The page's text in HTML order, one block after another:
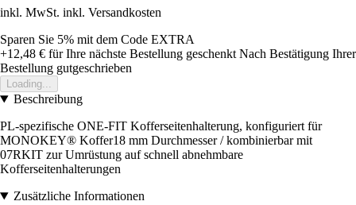
inkl. MwSt. inkl. Versandkosten
Sparen Sie 5% mit dem Code EXTRA
+12,48 € für Ihre nächste Bestellung geschenkt Nach Bestätigung Ihrer
Bestellung gutgeschrieben
Loading...
Beschreibung
PL-spezifische ONE-FIT Kofferseitenhalterung, konfiguriert für
MONOKEY® Koffer18 mm Durchmesser / kombinierbar mit
07RKIT zur Umrüstung auf schnell abnehmbare
Kofferseitenhalterungen
Zusätzliche Informationen